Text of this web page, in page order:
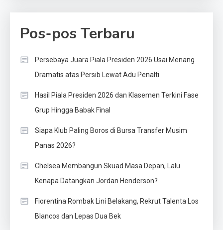
Pos-pos Terbaru
Persebaya Juara Piala Presiden 2026 Usai Menang
Dramatis atas Persib Lewat Adu Penalti
Hasil Piala Presiden 2026 dan Klasemen Terkini Fase
Grup Hingga Babak Final
Siapa Klub Paling Boros di Bursa Transfer Musim
Panas 2026?
Chelsea Membangun Skuad Masa Depan, Lalu
Kenapa Datangkan Jordan Henderson?
Fiorentina Rombak Lini Belakang, Rekrut Talenta Los
Blancos dan Lepas Dua Bek